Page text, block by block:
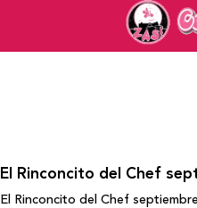
El Rinconcito del Chef
El Rinconcito del Chef septiembre